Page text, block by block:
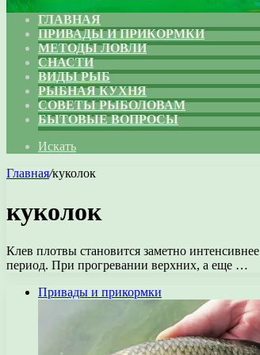
ГЛАВНАЯ
ПРИВАДЫ И ПРИКОРМКИ
МЕТОДЫ ЛОВЛИ
СНАСТИ
ВИДЫ РЫБ
РЫБНАЯ КУХНЯ
СОВЕТЫ РЫБОЛОВАМ
БЫТОВЫЕ ВОПРОСЫ
Искать
Главная/куколок
куколок
Клев плотвы становится заметно
период. При прогревании верхних, а еще …
Привады и прикормки